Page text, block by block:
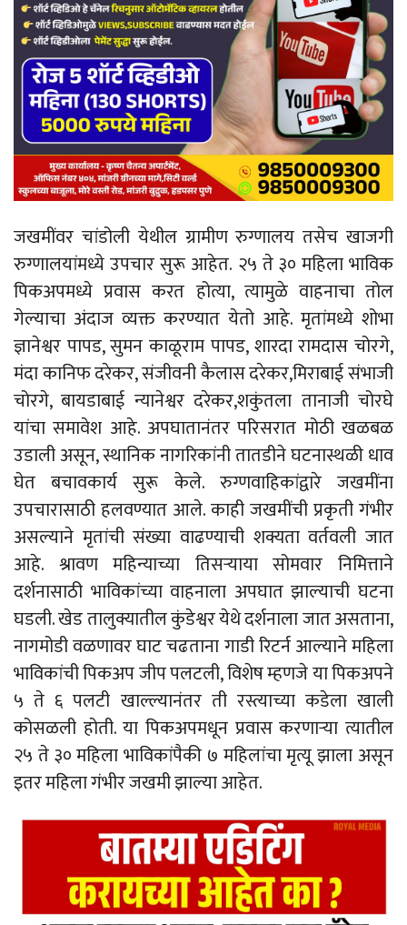
जखमींवर चांडोली येथील ग्रामीण रुग्णालय तसेच खाजगी
रुग्णालयांमध्ये उपचार सुरू आहेत. २५ ते ३० महिला भाविक
पिकअपमध्ये प्रवास करत होत्या, त्यामुळे वाहनाचा तोल
गेल्याचा अंदाज व्यक्त करण्यात येतो आहे. मृतांमध्ये शोभा
ज्ञानेश्वर पापड, सुमन काळूराम पापड, शारदा रामदास चोरगे,
मंदा कानिफ दरेकर, संजीवनी कैलास दरेकर,मिराबाई संभाजी
चोरगे, बायडाबाई न्यानेश्वर दरेकर,शकुंतला तानाजी चोरघे
यांचा समावेश आहे. अपघातानंतर परिसरात मोठी खळबळ
उडाली असून, स्थानिक नागरिकांनी तातडीने घटनास्थळी धाव
घेत बचावकार्य सुरू केले. रुग्णवाहिकांद्वारे जखमींना
उपचारासाठी हलवण्यात आले. काही जखमींची प्रकृती गंभीर
असल्याने मृतांची संख्या वाढण्याची शक्यता वर्तवली जात
आहे. श्रावण महिन्याच्या तिसऱ्याया सोमवार निमित्ताने
दर्शनासाठी भाविकांच्या वाहनाला अपघात झाल्याची घटना
घडली. खेड तालुक्यातील कुंडेश्वर येथे दर्शनाला जात असताना,
नागमोडी वळणावर घाट चढताना गाडी रिटर्न आल्याने महिला
भाविकांची पिकअप जीप पलटली, विशेष म्हणजे या पिकअपने
५ ते ६ पलटी खाल्ल्यानंतर ती रस्त्याच्या कडेला खाली
कोसळली होती. या पिकअपमधून प्रवास करणाऱ्या त्यातील
२५ ते ३० महिला भाविकांपैकी ७ महिलांचा मृत्यू झाला असून
इतर महिला गंभीर जखमी झाल्या आहेत.